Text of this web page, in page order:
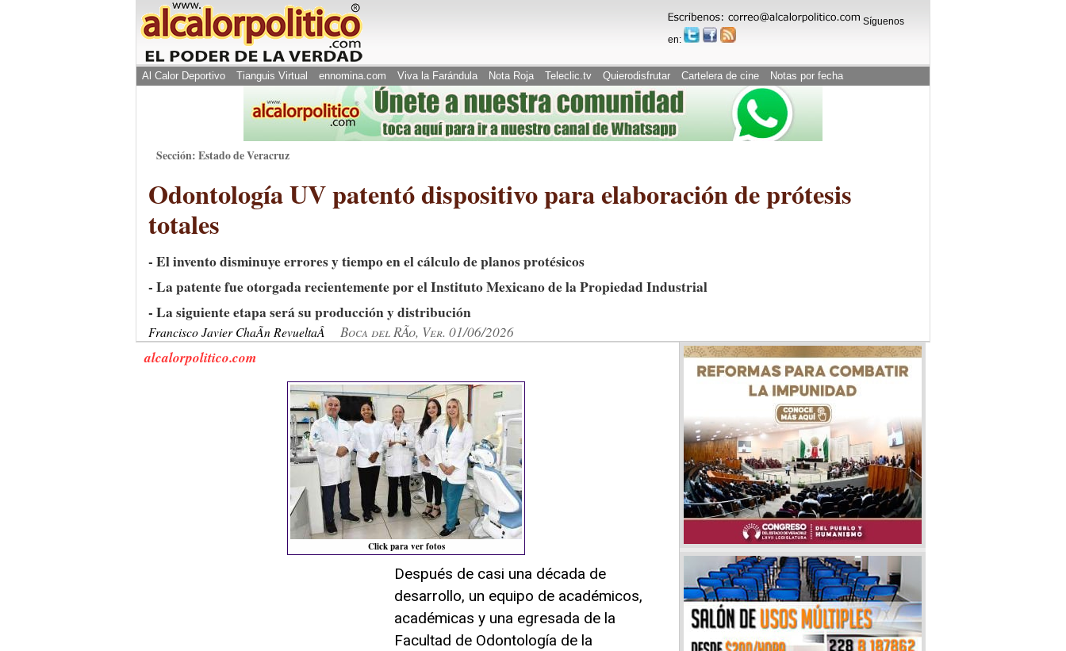
Síguenos
en:
Al Calor Deportivo Tianguis Virtual ennomina.com Viva la Farándula Nota Roja Teleclic.tv Quierodisfrutar Cartelera de cine Notas por fecha
Sección: Estado de Veracruz
Odontología UV patentó dispositivo para elaboración de prótesis
totales
- El invento disminuye errores y tiempo en el cálculo de planos protésicos
- La patente fue otorgada recientemente por el Instituto Mexicano de la Propiedad Industrial
- La siguiente etapa será su producción y distribución
Francisco Javier ChaÃ­n RevueltaÂ Boca del RÃ­o, Ver. 01/06/2026
alcalorpolitico.com
Click para ver fotos
Después de casi una década de
desarrollo, un equipo de académicos,
académicas y una egresada de la
Facultad de Odontología de la